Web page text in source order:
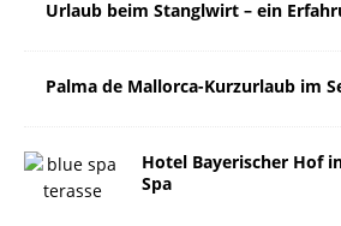
Urlaub beim Stanglwirt – ein
Palma de Mallorca-Kurzurlaub im
Hotel Bayerischer Hof
Spa